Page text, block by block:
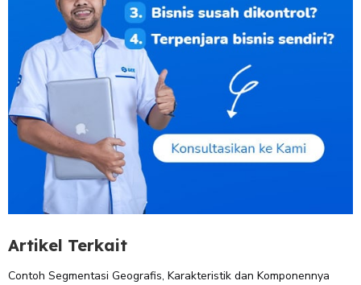
Artikel Terkait
Contoh Segmentasi Geografis, Karakteristik dan Komponennya